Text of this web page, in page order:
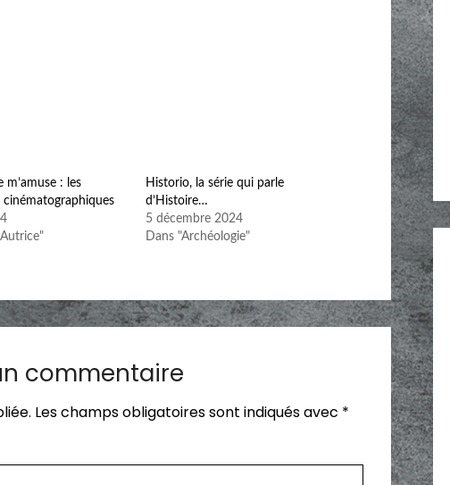
m’amuse : les
Historio, la série qui parle
d’Histoire…
5 décembre 2024
Dans "Archéologie"
commentaire
Les champs obligatoires sont indiqués avec *